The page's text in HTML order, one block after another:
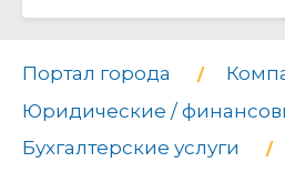
Портал города
Юридические /
Бухгалтерские услуги